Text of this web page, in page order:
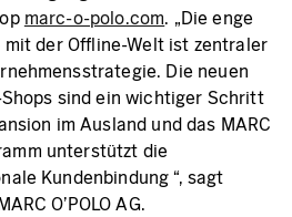
marc-o-polo.com. „Die enge
mit der Offline-Welt ist zentraler
Die neuen
sind ein wichtiger Schritt
im Ausland und das MARC
unterstützt die
Kundenbindung “, sagt
O’POLO AG.